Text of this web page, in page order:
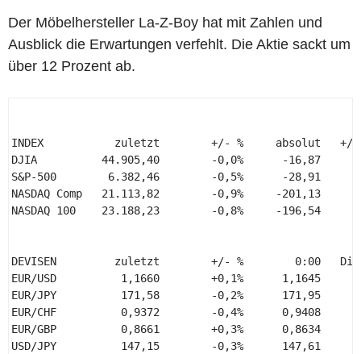
Der Möbelhersteller La-Z-Boy hat mit Zahlen und
Ausblick die Erwartungen verfehlt. Die Aktie sackt um
über 12 Prozent ab.
INDEX           zuletzt        +/- %     absolut   +/-
DJIA          44.905,40        -0,0%      -16,87
S&P-500        6.382,46        -0,5%      -28,91
NASDAQ Comp   21.113,82        -0,9%     -201,13
NASDAQ 100    23.188,23        -0,8%     -196,54
DEVISEN         zuletzt        +/- %        0:00   Di,
EUR/USD          1,1660        +0,1%      1,1645
EUR/JPY          171,58        -0,2%      171,95
EUR/CHF          0,9372        -0,4%      0,9408
EUR/GBP          0,8661        +0,3%      0,8634
USD/JPY          147,15        -0,3%      147,61